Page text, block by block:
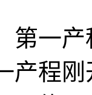
产程
产程